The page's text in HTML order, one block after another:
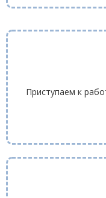
Приступаем к